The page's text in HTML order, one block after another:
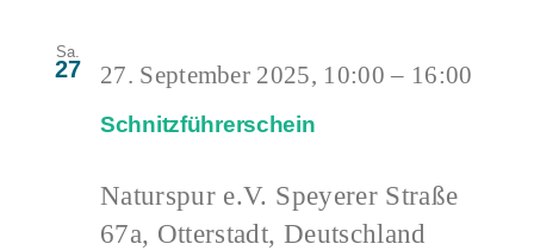
Sa.
27
Schnitzführerschein
27. September 2025, 10:00 – 16:00
Naturspur e.V. Speyerer Straße
67a, Otterstadt, Deutschland